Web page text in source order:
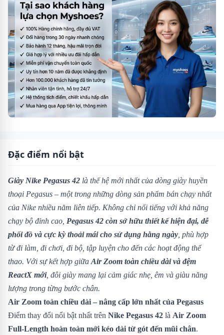
Đặc điểm nổi bật
Giày Nike Pegasus 42 là thế hệ mới nhất của dòng giày huyền
thoại Pegasus – một trong những dòng sản phẩm bán chạy nhất
của Nike nhiều năm liên tiếp. Không chỉ nổi tiếng với khả năng
chạy bộ đỉnh cao, Pegasus 42 còn sở hữu thiết kế hiện đại, dễ
phối đồ và cực kỳ thoải mái cho sử dụng hằng ngày , phù hợp
từ đi làm, đi chơi, đi bộ, tập luyện cho đến các hoạt động thể
thao. Với sự kết hợp giữa Air Zoom toàn chiều dài và đệm
ReactX mới, đôi giày mang lại cảm giác nhẹ, êm và giàu năng
lượng trong từng bước chân.
Air Zoom toàn chiều dài – nâng cấp lớn nhất của Pegasus
Điểm thay đổi nổi bật nhất trên Nike Pegasus 42 là Air Zoom
Full-Length hoàn toàn mới kéo dài từ gót đến mũi chân.